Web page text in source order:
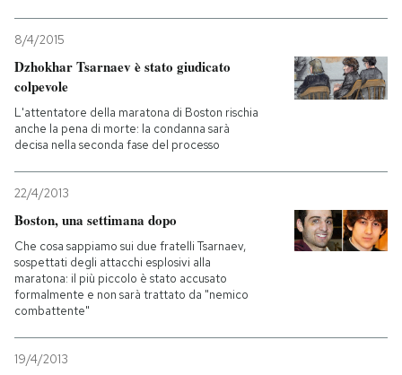
8/4/2015
Dzhokhar Tsarnaev è stato giudicato
colpevole
L'attentatore della maratona di Boston rischia
anche la pena di morte: la condanna sarà
decisa nella seconda fase del processo
22/4/2013
Boston, una settimana dopo
Che cosa sappiamo sui due fratelli Tsarnaev,
sospettati degli attacchi esplosivi alla
maratona: il più piccolo è stato accusato
formalmente e non sarà trattato da "nemico
combattente"
19/4/2013